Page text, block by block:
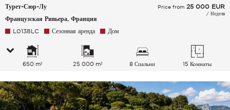
Турет-Сюр-Лу
Французская Ривьера, Франция
Price from 25 000 EUR
/ Неделя
L0138LC Сезонная аренда Дом
650 m² 25 000 m² 8 Спальни 15 Комнаты